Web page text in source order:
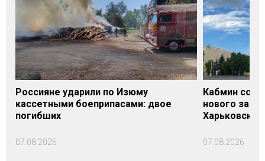
Россияне ударили по Изюму
кассетными боеприпасами: двое
погибших
07.08.2026
Кабмин
нового
07.08.2026